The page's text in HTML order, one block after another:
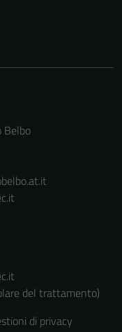
Belbo
del trattamento)
di privacy
raccolgono